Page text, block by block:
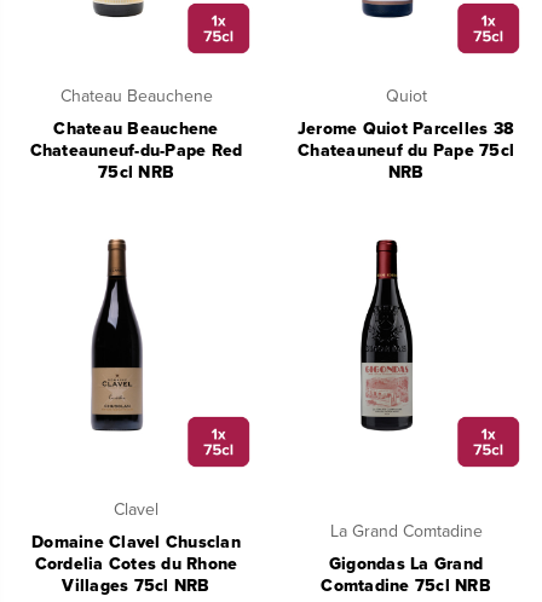
Chateau Beauchene
Chateau Beauchene
Chateauneuf-du-Pape Red
75cl NRB
Quiot
Jerome Quiot Parcelles 38
Chateauneuf du Pape 75cl
NRB
Clavel
Domaine Clavel Chusclan
Cordelia Cotes du Rhone
Villages 75cl NRB
La Grand Comtadine
Gigondas La Grand
Comtadine 75cl NRB